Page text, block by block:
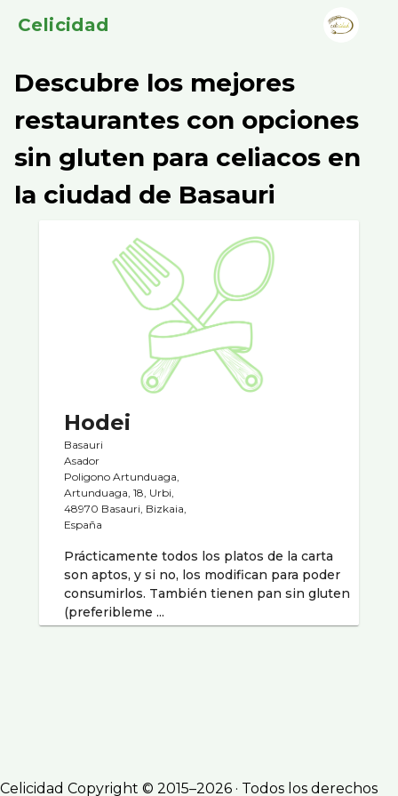
Celicidad
Descubre los mejores
restaurantes con opciones
sin gluten para celiacos en
la ciudad de Basauri
Hodei
Basauri
Asador
Poligono Artunduaga,
Artunduaga, 18, Urbi,
48970 Basauri, Bizkaia,
España
Prácticamente todos los platos de la carta
son aptos, y si no, los modifican para poder
consumirlos. También tienen pan sin gluten
(preferibleme ...
Celicidad Copyright © 2015–2026 · Todos los derechos